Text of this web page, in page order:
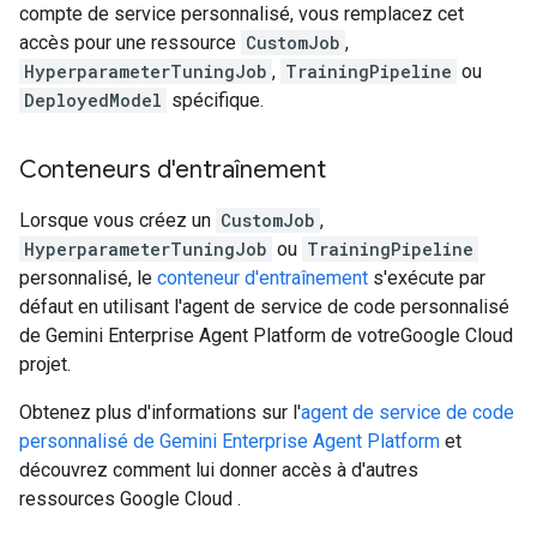
compte de service personnalisé, vous remplacez cet
accès pour une ressource CustomJob ,
HyperparameterTuningJob , TrainingPipeline ou
DeployedModel spécifique.
Conteneurs d'entraînement
Lorsque vous créez un CustomJob ,
HyperparameterTuningJob ou TrainingPipeline
personnalisé, le conteneur d'entraînement s'exécute par
défaut en utilisant l'agent de service de code personnalisé
de Gemini Enterprise Agent Platform de votreGoogle Cloud
projet.
Obtenez plus d'informations sur l'agent de service de code
personnalisé de Gemini Enterprise Agent Platform et
découvrez comment lui donner accès à d'autres
ressources Google Cloud .